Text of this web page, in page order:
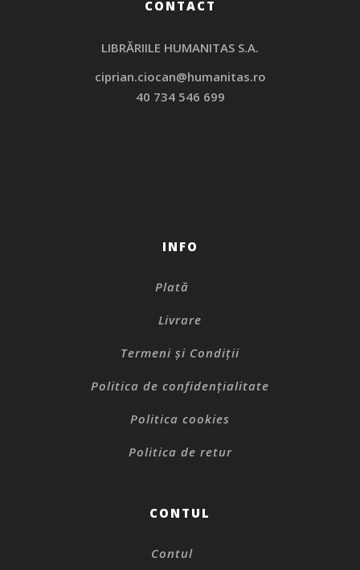
CONTACT
LIBRĂRIILE HUMANITAS S.A.
ciprian.ciocan@humanitas.ro
40 734 546 699
INFO
Plată
Livrare
Termeni și Condiții
Politica de confidențialitate
Politica cookies
Politica de retur
CONTUL
Contul